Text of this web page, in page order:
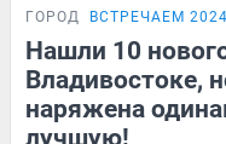
ГОРОД ВСТРЕЧАЕМ
Нашли 10
Владивостоке,
наряжена